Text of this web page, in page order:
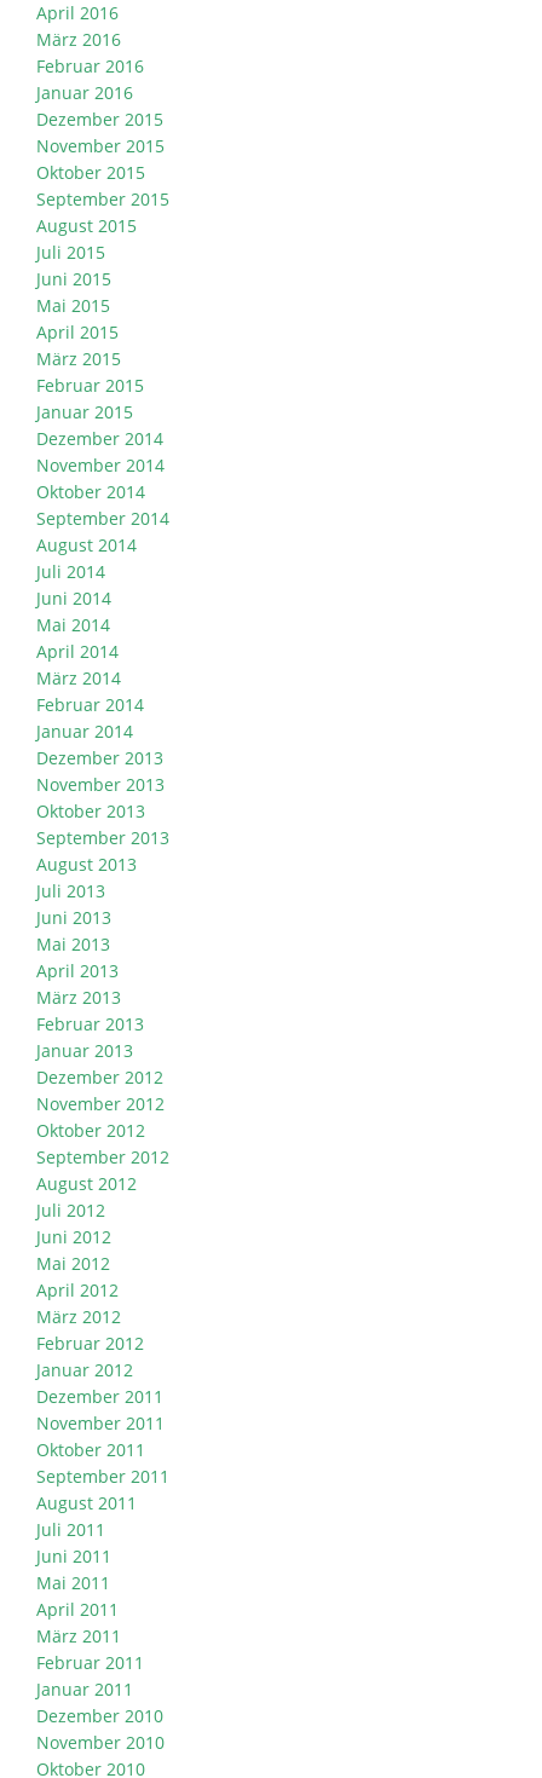
April 2016
März 2016
Februar 2016
Januar 2016
Dezember 2015
November 2015
Oktober 2015
September 2015
August 2015
Juli 2015
Juni 2015
Mai 2015
April 2015
März 2015
Februar 2015
Januar 2015
Dezember 2014
November 2014
Oktober 2014
September 2014
August 2014
Juli 2014
Juni 2014
Mai 2014
April 2014
März 2014
Februar 2014
Januar 2014
Dezember 2013
November 2013
Oktober 2013
September 2013
August 2013
Juli 2013
Juni 2013
Mai 2013
April 2013
März 2013
Februar 2013
Januar 2013
Dezember 2012
November 2012
Oktober 2012
September 2012
August 2012
Juli 2012
Juni 2012
Mai 2012
April 2012
März 2012
Februar 2012
Januar 2012
Dezember 2011
November 2011
Oktober 2011
September 2011
August 2011
Juli 2011
Juni 2011
Mai 2011
April 2011
März 2011
Februar 2011
Januar 2011
Dezember 2010
November 2010
Oktober 2010